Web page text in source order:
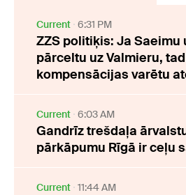
Current 6:31 PM
ZZS politiķis: Ja
pārceltu uz Valmieru, tad
kompensācijas varētu
Current 6:03 AM
Gandrīz trešdaļa
pārkāpumu Rīgā ir ceļu
Current 11:44 AM